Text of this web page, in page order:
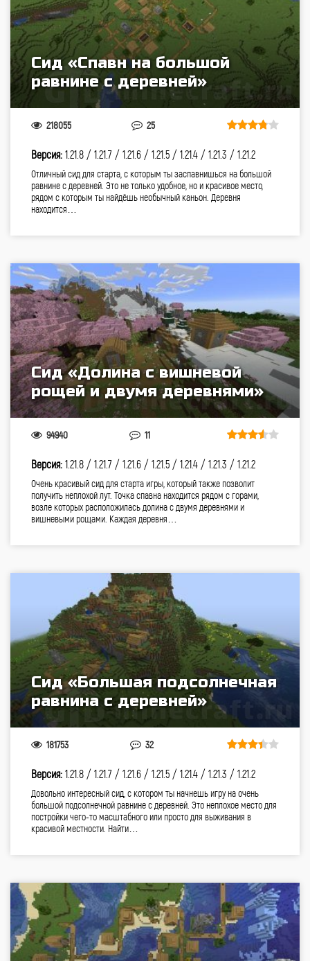
Сид «Спавн на большой
равнине с деревней»
218055 25
Версия: 1.21.8 / 1.21.7 / 1.21.6 / 1.21.5 / 1.21.4 / 1.21.3 / 1.21.2
Отличный сид для старта, с которым ты заспавнишься на большой
равнине с деревней. Это не только удобное, но и красивое место,
рядом с которым ты найдёшь необычный каньон. Деревня
находится…
Сид «Долина с вишневой
рощей и двумя деревнями»
94940 11
Версия: 1.21.8 / 1.21.7 / 1.21.6 / 1.21.5 / 1.21.4 / 1.21.3 / 1.21.2
Очень красивый сид для старта игры, который также позволит
получить неплохой лут. Точка спавна находится рядом с горами,
возле которых расположилась долина с двумя деревнями и
вишневыми рощами. Каждая деревня…
Сид «Большая подсолнечная
равнина с деревней»
181753 32
Версия: 1.21.8 / 1.21.7 / 1.21.6 / 1.21.5 / 1.21.4 / 1.21.3 / 1.21.2
Довольно интересный сид, с котором ты начнешь игру на очень
большой подсолнечной равнине с деревней. Это неплохое место для
постройки чего-то масштабного или просто для выживания в
красивой местности. Найти…